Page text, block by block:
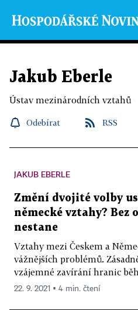
Jakub Eberle
Ústav mezinárodních vztahů
Odebírat RSS
JAKUB EBERLE
Změní dvojité volby
německé vztahy? Bez
nestane
Vztahy mezi Českem a
vážnějších problémů.
vzájemné zavírání hranic
22. 9. 2021 ▪ 4 min. čtení